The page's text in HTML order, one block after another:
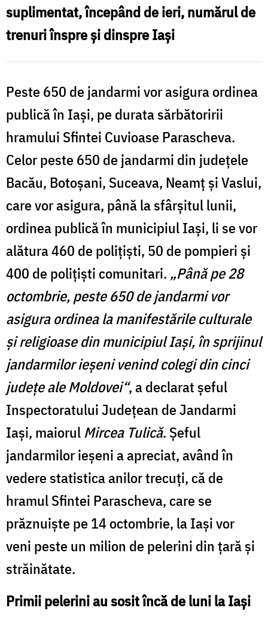
suplimentat, începând de ieri, numărul de
trenuri înspre şi dinspre Iaşi
Peste 650 de jandarmi vor asigura ordinea
publică în Iaşi, pe durata sărbătoririi
hramului Sfintei Cuvioa­se Parascheva.
Celor peste 650 de jandarmi din judeţele
Bacău, Botoşani, Sucea­va, Neamţ şi Vaslui,
care vor asigura, până la sfârşitul lunii,
ordinea publică în municipiul Iaşi, li se vor
alătura 460 de poliţişti, 50 de pompieri şi
400 de poliţişti comunitari. „Până pe 28
octombrie, peste 650 de jandarmi vor
asigura ordi­nea la manifestările culturale
şi religioase din muni­cipiul Iaşi, în sprijinul
jan­darmilor ieşeni venind colegi din cinci
judeţe ale Moldovei“, a declarat şeful
Inspectoratului Judeţean de Jan­darmi
Iaşi, maiorul Mircea Tulică. Şeful
jandarmilor ieşeni a apreciat, având în
vedere statistica anilor trecuţi, că de
hramul Sfintei Parascheva, care se
prăznuişte pe 14 octombrie, la Iaşi vor
veni peste un milion de pelerini din ţară şi
străinătate.
Primii pelerini au sosit încă de luni la Iaşi